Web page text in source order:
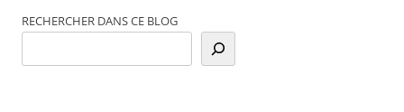
RECHERCHER DANS CE BLOG